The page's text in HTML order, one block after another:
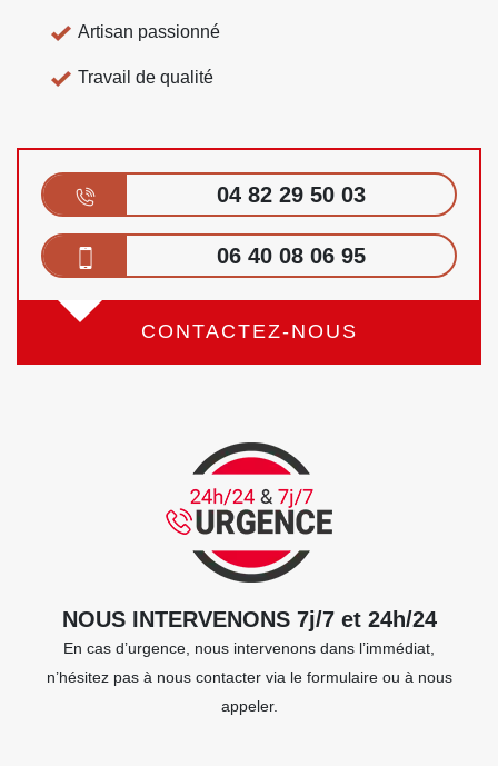
Artisan passionné
Travail de qualité
04 82 29 50 03
06 40 08 06 95
CONTACTEZ-NOUS
NOUS INTERVENONS 7j/7 et 24h/24
En cas d’urgence, nous intervenons dans l’immédiat,
n’hésitez pas à nous contacter via le formulaire ou à nous
appeler.